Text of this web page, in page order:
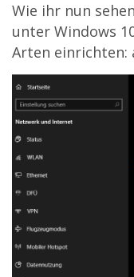
Wie ihr nun
unter Windows
Arten einrichten: